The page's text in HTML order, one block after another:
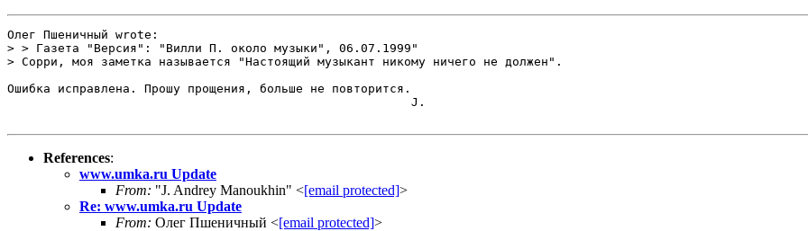
Олег Пшеничный wrote:
> > Газета "Версия": "Вилли П. около музыки", 06.07.1999"
> Сорри, моя заметка называется "Настоящий музыкант никому ничего не должен".
Ошибка исправлена. Прошу прощения, больше не повторится.
References:
www.umka.ru Update
From: "J. Andrey Manoukhin" <[email protected]>
Re: www.umka.ru Update
From: Олег Пшеничный <[email protected]>